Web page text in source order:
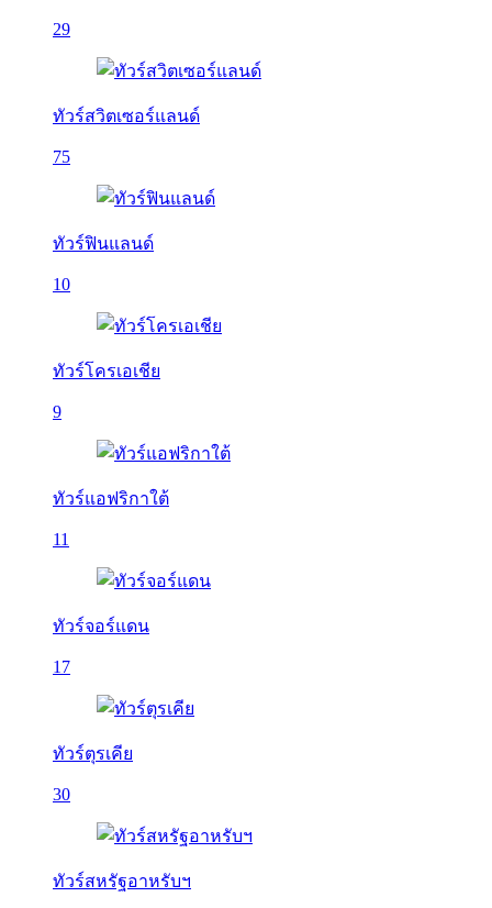
29
ทัวร์สวิตเซอร์แลนด์
75
ทัวร์ฟินแลนด์
10
ทัวร์โครเอเชีย
9
ทัวร์แอฟริกาใต้
11
ทัวร์จอร์แดน
17
ทัวร์ตุรเคีย
30
ทัวร์สหรัฐอาหรับฯ